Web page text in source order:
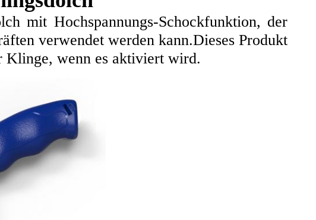
mit Hochspannungs-Schockfunktion, der
verwendet werden kann.Dieses Produkt
Klinge, wenn es aktiviert wird.